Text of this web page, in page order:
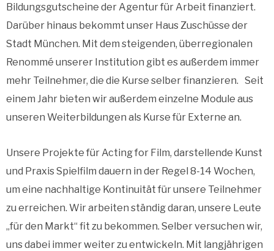
Bildungsgutscheine der Agentur für Arbeit finanziert.
Darüber hinaus bekommt unser Haus Zuschüsse der
Stadt München. Mit dem steigenden, überregionalen
Renommé unserer Institution gibt es außerdem immer
mehr Teilnehmer, die die Kurse selber finanzieren. Seit
einem Jahr bieten wir außerdem einzelne Module aus
unseren Weiterbildungen als Kurse für Externe an.
Unsere Projekte für Acting for Film, darstellende Kunst
und Praxis Spielfilm dauern in der Regel 8-14 Wochen,
um eine nachhaltige Kontinuität für unsere Teilnehmer
zu erreichen. Wir arbeiten ständig daran, unsere Leute
„für den Markt“ fit zu bekommen. Selber versuchen wir,
uns dabei immer weiter zu entwickeln. Mit langjährigen